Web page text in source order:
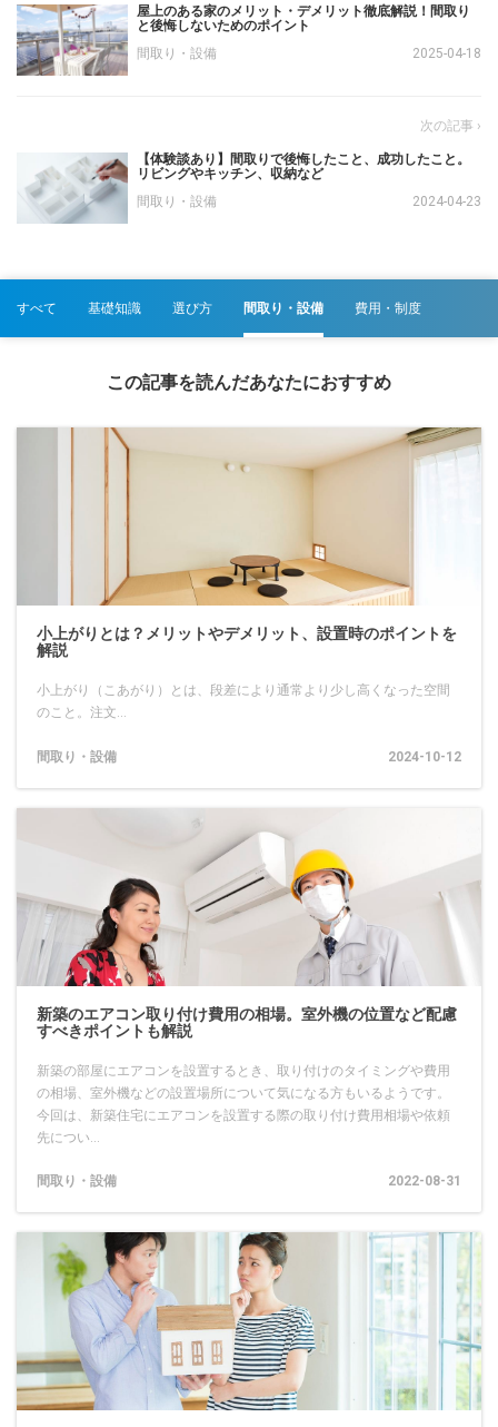
屋上のある家のメリット・デメリット徹底解説！間取り
と後悔しないためのポイント
間取り・設備
2025-04-18
【体験談あり】間取りで後悔したこと、成功したこと。
リビングやキッチン、収納など
間取り・設備
2024-04-23
すべて 基礎知識 選び方 間取り・設備 費用・制度
この記事を読んだあなたにおすすめ
小上がりとは？メリットやデメリット、設置時のポイントを
解説
小上がり（こあがり）とは、段差により通常より少し高くなった空間
のこと。注文...
間取り・設備 2024-10-12
新築のエアコン取り付け費用の相場。室外機の位置など配慮
すべきポイントも解説
新築の部屋にエアコンを設置するとき、取り付けのタイミングや費用
の相場、室外機などの設置場所について気になる方もいるようです。
今回は、新築住宅にエアコンを設置する際の取り付け費用相場や依頼
先につい...
間取り・設備 2022-08-31